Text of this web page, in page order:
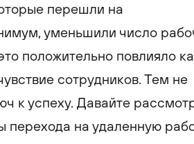
перешли на
уменьшили число
положительно повлияло
сотрудников. Тем не
к успеху. Давайте
на удаленную